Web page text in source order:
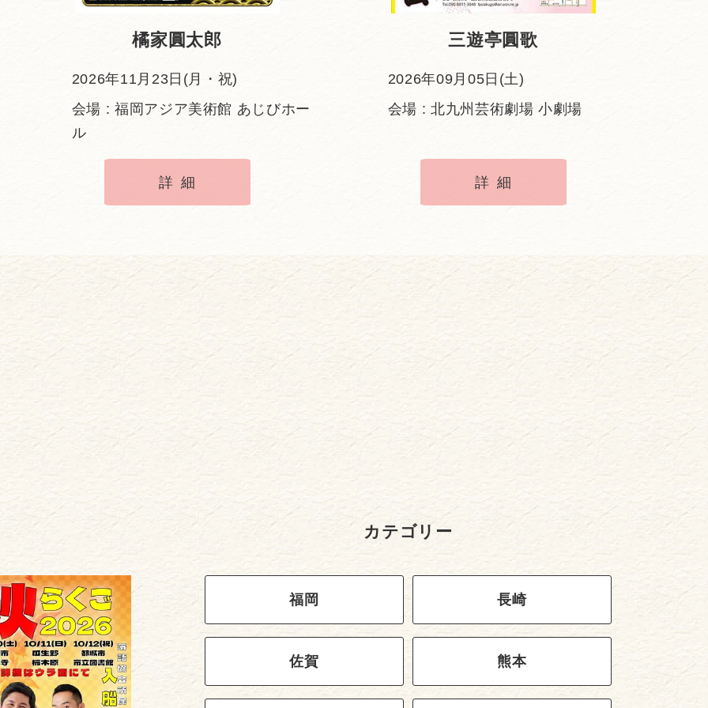
橘家圓太郎
2026年11月23日(月・祝)
会場 : 福岡アジア美術館 あじびホー
ル
詳細
三遊亭圓歌
2026年09月05日(土)
会場 : 北九州芸術劇場 小劇場
詳細
カテゴリー
福岡 長崎
佐賀 熊本